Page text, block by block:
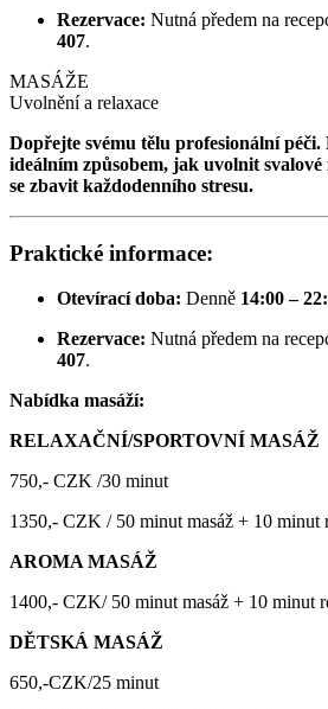
Rezervace: Nutná předem na
407.
MASÁŽE
Uvolnění a relaxace
Dopřejte svému tělu profesionální péči.
ideálním způsobem, jak uvolnit
se zbavit každodenního stresu.
Praktické informace:
Otevírací doba: Denně 14:00 –
Rezervace: Nutná předem na
407.
Nabídka masáží:
RELAXAČNÍ/SPORTOVNÍ MASÁŽ
750,- CZK /30 minut
1350,- CZK / 50 minut masáž + 10 minut
AROMA MASÁŽ
1400,- CZK/ 50 minut masáž + 10 minut
DĚTSKÁ MASÁŽ
650,-CZK/25 minut